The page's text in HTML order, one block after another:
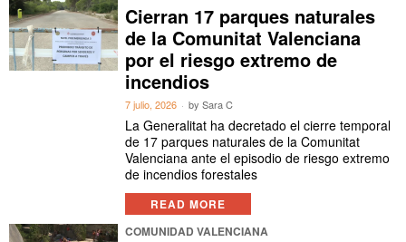
Cierran 17 parques naturales
de la Comunitat Valenciana
por el riesgo extremo de
incendios
7 julio, 2026 bySara C
La Generalitat ha decretado el cierre temporal
de 17 parques naturales de la Comunitat
Valenciana ante el episodio de riesgo extremo
de incendios forestales
READ MORE
COMUNIDAD VALENCIANA